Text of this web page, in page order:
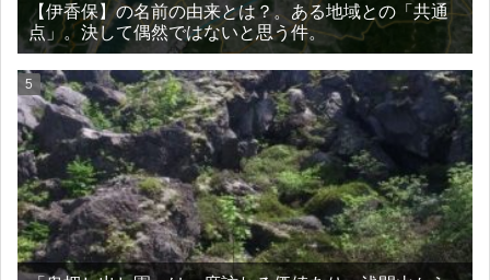
【伊香保】の名前の由来とは？。ある地域との「共通
点」。決して偶然ではないと思う件。